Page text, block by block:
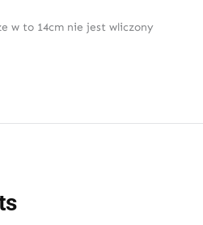
w to 14cm nie jest wliczony